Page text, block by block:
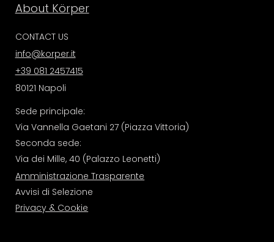
About Körper
CONTACT US
info@korper.it
+39 081 2457415
Sede principale:
Via Vannella Gaetani 27 (Piazza Vittoria)
Seconda sede:
Via dei Mille, 40 (Palazzo Leonetti)
Amministrazione Trasparente
Avvisi di Selezione
Privacy & Cookie
80121 Napoli